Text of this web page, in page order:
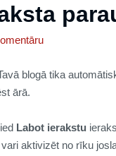
blogā tika
ārā.
Labot ierakstu
aktivizēt no rīku